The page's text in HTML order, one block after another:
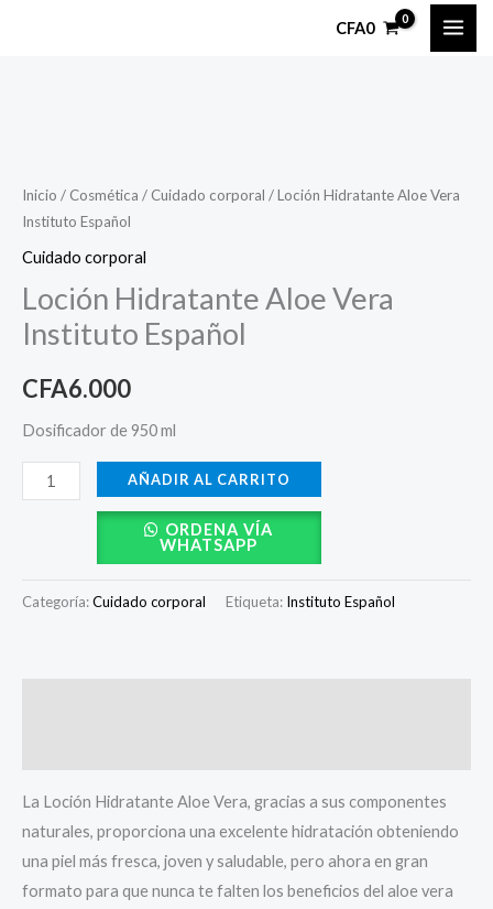
CFA0
Inicio / Cosmética / Cuidado corporal / Loción Hidratante Aloe Vera
Instituto Español
Cuidado corporal
Loción Hidratante Aloe Vera
Instituto Español
CFA6.000
Dosificador de 950 ml
Aloe
Vera
Instituto
cantidad
AÑADIR AL CARRITO
ORDENA VÍA
WHATSAPP
Categoría:Cuidado corporal Etiqueta: Instituto Español
La Loción Hidratante Aloe Vera, gracias a sus componentes
naturales, proporciona una excelente hidratación obteniendo
una piel más fresca, joven y saludable, pero ahora en gran
formato para que nunca te falten los beneficios del aloe vera